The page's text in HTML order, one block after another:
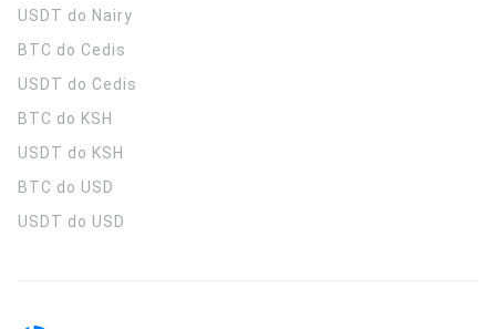
USDT do Nairy
BTC do Cedis
USDT do Cedis
BTC do KSH
USDT do KSH
BTC do USD
USDT do USD